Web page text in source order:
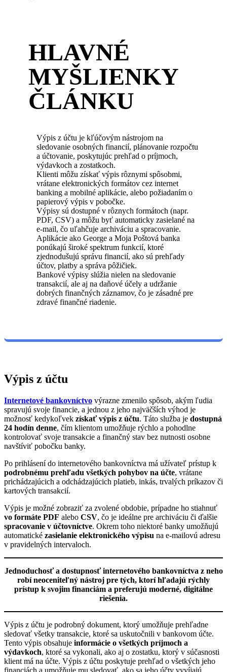
HLAVNÉ
MYŠLIENKY
ČLÁNKU
Výpis z účtu je kľúčovým nástrojom na
sledovanie osobných financií, plánovanie rozpočtu
a účtovanie, poskytujúc prehľad o príjmoch,
výdavkoch a zostatkoch.
Klienti môžu získať výpis rôznymi spôsobmi,
vrátane elektronických formátov cez internet
banking a mobilné aplikácie, alebo požiadaním o
papierový výpis v pobočke.
Výpisy sú dostupné v rôznych formátoch (napr.
PDF, CSV) a môžu byť automaticky zasielané na
e-mail, čo uľahčuje archiváciu a spracovanie.
Aplikácie ako George a Moja Poštová banka
ponúkajú široké spektrum funkcií, ktoré
zjednodušujú správu financií, ako sú prehľady
účtov, platby a správa pôžičiek.
Bankové výpisy slúžia nielen na sledovanie
transakcií, ale aj na daňové účely a udržanie
dobrých finančných záznamov, čo je zásadné pre
zdravé finančné riadenie.
Výpis z účtu
Internetové bankovníctvo výrazne zmenilo spôsob, akým ľudia
spravujú svoje financie, a jednou z jeho najväčších výhod je
možnosť kedykoľvek získať výpis z účtu. Táto služba je dostupná
24 hodín denne, čím klientom umožňuje rýchlo a pohodlne
kontrolovať svoje transakcie a finančný stav bez nutnosti osobne
navštíviť pobočku banky.
Po prihlásení do internetového bankovníctva má užívateľ prístup k
podrobnému prehľadu všetkých pohybov na účte, vrátane
prichádzajúcich a odchádzajúcich platieb, inkás, trvalých príkazov či
kartových transakcií.
Výpis je možné zobraziť za zvolené obdobie, prípadne ho stiahnuť
vo formáte PDF alebo CSV, čo je ideálne pre archiváciu či ďalšie
spracovanie v účtovníctve. Okrem toho niektoré banky umožňujú
automatické zasielanie elektronického výpisu na e-mailovú adresu
v pravidelných intervaloch.
Jednoduchosť a dostupnosť internetového bankovníctva z neho
robí neoceniteľný nástroj pre tých, ktorí hľadajú rýchly
prístup k svojim financiám a preferujú moderné, digitálne
riešenia.
Výpis z účtu je podrobný dokument, ktorý umožňuje prehľadne
sledovať všetky transakcie, ktoré sa uskutočnili v bankovom účte.
Tento výpis obsahuje informácie o všetkých príjmoch a
výdavkoch, ktoré sa vykonali, ako aj o zostatku, ktorý v súčasnosti
klient má na účte. Výpis z účtu poskytuje prehľad o všetkých jeho
financiách a umožňuje mu sledovať, ako sa jeho účty vyvíjajú.